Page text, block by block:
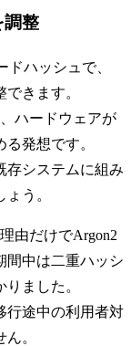
調整
ハッシュで、
きます。
ハードウェアが
発想です。
存システムに組み
う。
由だけでArgon2
間中は二重ハッシ
ました。
行途中の利用者対
。